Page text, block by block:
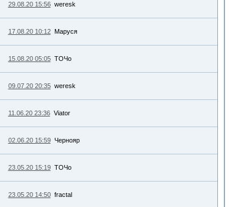
29.08.20 15:56 weresk
17.08.20 10:12 Маруся
15.08.20 05:05 ТОЧо
09.07.20 20:35 weresk
11.06.20 23:36 Viator
02.06.20 15:59 Чернояр
23.05.20 15:19 ТОЧо
23.05.20 14:50 fractal